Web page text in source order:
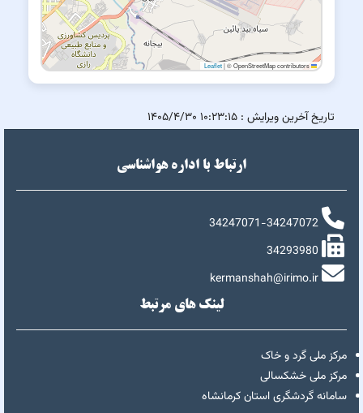
Leaflet
|© OpenStreetMap contributors
تاریخ آخرین ویرایش : ۱۰:۲۳:۱۵ ۱۴۰۵/۴/۳۰
ارتباط با اداره هواشناسی
34247071-34247072
34293980
kermanshah@irimo.ir
لینک های مرتبط
مرکز ملی گرد و خاک
مرکز ملی خشکسالی
سامانه گردشگری استان کرمانشاه